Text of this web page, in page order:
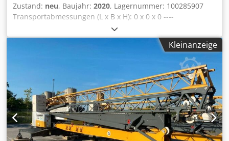
Zustand: neu, Baujahr: 2020, Lagernummer: 100285907
Transportabmessungen (L x B x H): 0 x 0 x 0 ----
Ausstattung: Grundausstattung: 1b) Grundausführung mit
27,0 m Ausladung 2c) Funkfernsteuerung 2d)
Kleinsteuerpult Dsdpfx Amjzkz Rvs Rock 3a) komplett mit
Pyramiden 7) Stromabnehmer für endloses Drehen 8)
Positioniermodus MICROMOVE 9) Gussballast mit 4x
Betonballast a 910kg Standort: Regensburg
Kleinanzeige